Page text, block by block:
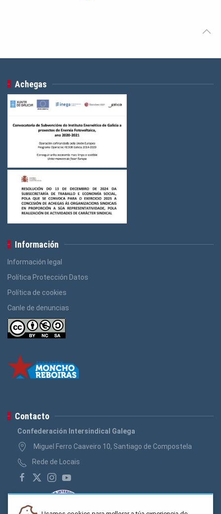
Achegas
Información
Información legal
Política Protección Datos
Política de cookies
Canle de denuncias
Contacto
Confederación Intersindical Galega
Miguel Ferro Caaveiro 10, Santiago de Compostela
Rede de Locais